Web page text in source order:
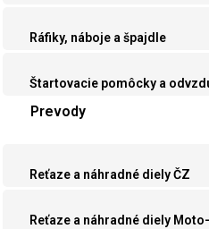
Ráfiky, náboje a špajdle
Štartovacie pomôcky a
Prevody
Reťaze a náhradné diely ČZ
Reťaze a náhradné diely